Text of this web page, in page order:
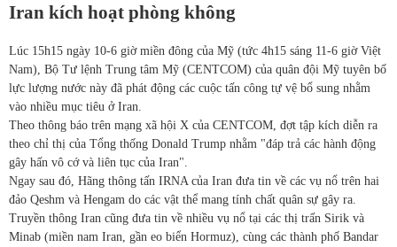
Iran kích hoạt phòng không
Lúc 15h15 ngày 10-6 giờ miền đông của Mỹ (tức 4h15 sáng 11-6 giờ Việt
Nam), Bộ Tư lệnh Trung tâm Mỹ (CENTCOM) của quân đội Mỹ tuyên bố
lực lượng nước này đã phát động các cuộc tấn công tự vệ bổ sung nhằm
vào nhiều mục tiêu ở Iran.
Theo thông báo trên mạng xã hội X của CENTCOM, đợt tập kích diễn ra
theo chỉ thị của Tổng thống Donald Trump nhằm "đáp trả các hành động
gây hấn vô cớ và liên tục của Iran".
Ngay sau đó, Hãng thông tấn IRNA của Iran đưa tin về các vụ nổ trên hai
đảo Qeshm và Hengam do các vật thể mang tính chất quân sự gây ra.
Truyền thông Iran cũng đưa tin về nhiều vụ nổ tại các thị trấn Sirik và
Minab (miền nam Iran, gần eo biển Hormuz), cùng các thành phố Bandar